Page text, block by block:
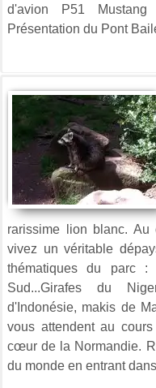
d'avion P51 Mustang
Présentation du Pont
rarissime lion blanc.
vivez un véritable
thématiques du parc :
Sud...Girafes du
d'Indonésie, makis de
vous attendent au
cœur de la Normandie.
du monde en entrant